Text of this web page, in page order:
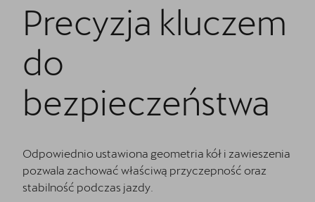
Precyzja kluczem
do
bezpieczeństwa
Odpowiednio ustawiona geometria kół i zawieszenia
pozwala zachować właściwą przyczepność oraz
stabilność podczas jazdy.